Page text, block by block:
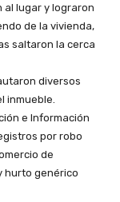
al lugar y lograron
de la vivienda,
saltaron la cerca
diversos
inmueble.
e Información
por robo
de
hurto genérico